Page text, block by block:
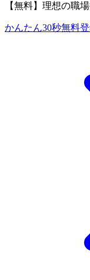
【無料】理想の職
かんたん30秒無料